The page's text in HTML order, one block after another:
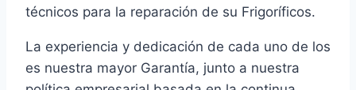
técnicos para la reparación de su Frigoríficos.
La experiencia y dedicación de cada uno de los
es nuestra mayor Garantía, junto a nuestra